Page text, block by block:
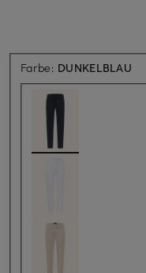
Farbe: DUNKELBLAU